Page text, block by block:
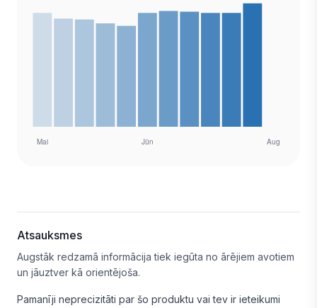
Atsauksmes
Augstāk redzamā informācija tiek iegūta no ārējiem avotiem
un jāuztver kā orientējoša.
Pamanīji neprecizitāti par šo produktu vai tev ir ieteikumi